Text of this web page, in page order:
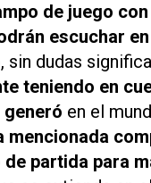
de juego
escuchar
sin dudas
teniendo en
en el
mencionada
partida para